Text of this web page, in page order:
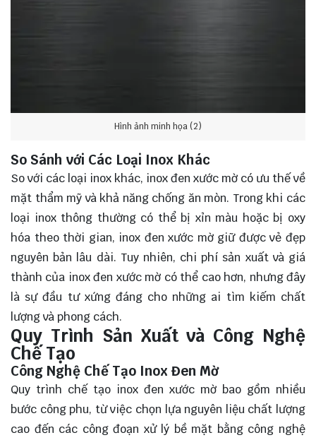
Hình ảnh minh họa (2)
So Sánh với Các Loại Inox Khác
So với các loại inox khác, inox đen xước mờ có ưu thế về
mặt thẩm mỹ và khả năng chống ăn mòn. Trong khi các
loại inox thông thường có thể bị xỉn màu hoặc bị oxy
hóa theo thời gian, inox đen xước mờ giữ được vẻ đẹp
nguyên bản lâu dài. Tuy nhiên, chi phí sản xuất và giá
thành của inox đen xước mờ có thể cao hơn, nhưng đây
là sự đầu tư xứng đáng cho những ai tìm kiếm chất
lượng và phong cách.
Quy Trình Sản Xuất và Công Nghệ
Chế Tạo
Công Nghệ Chế Tạo Inox Đen Mờ
Quy trình chế tạo inox đen xước mờ bao gồm nhiều
bước công phu, từ việc chọn lựa nguyên liệu chất lượng
cao đến các công đoạn xử lý bề mặt bằng công nghệ